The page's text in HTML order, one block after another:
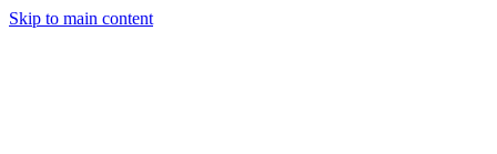
Skip to main content